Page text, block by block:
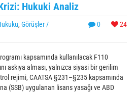
Hukuki Analiz
0 24
, Görüşler /
kapsamında kullanılacak F110
askıya alması, yalnızca siyasi bir gerilim
rejimi, CAATSA §231–§235 kapsamında
(SSB) uygulanan lisans yasağı ve ABD